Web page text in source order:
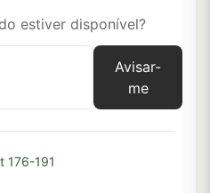
estiver disponível?
Avisar-
me
176-191